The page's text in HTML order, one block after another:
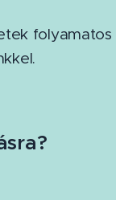
folyamatos